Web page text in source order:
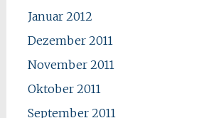
Januar 2012
Dezember 2011
November 2011
Oktober 2011
September 2011